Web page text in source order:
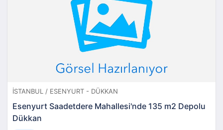
İSTANBUL / ESENYURT - DÜKKAN
Esenyurt Saadetdere Mahallesi'nde 135 m2 Depolu
Dükkan